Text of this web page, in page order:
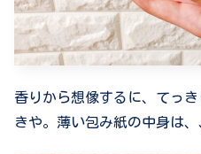
香りから想像するに、てっ
きや。薄い包み紙の中身は、